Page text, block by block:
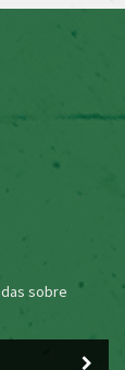
sobre